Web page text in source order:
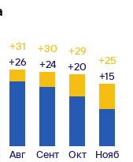
+31
+26
Авг
+30
+24
Сент
+29
+20
Окт
+25
+15
Нояб